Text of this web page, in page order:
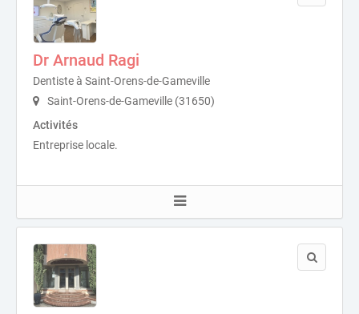
Dr Arnaud Ragi
Dentiste à Saint-Orens-de-Gameville
Saint-Orens-de-Gameville (31650)
Activités
Entreprise locale.